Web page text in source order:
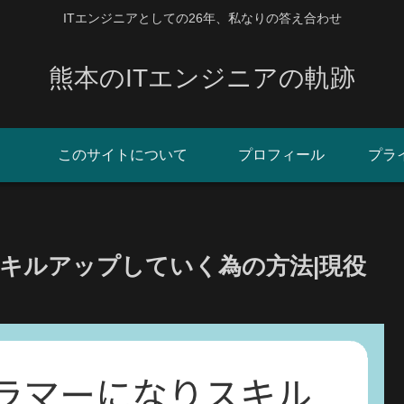
ITエンジニアとしての26年、私なりの答え合わせ
熊本のITエンジニアの軌跡
このサイトについて プロフィール プラ
ルアップしていく為の方法|現役